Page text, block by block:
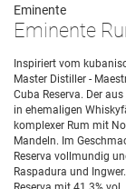
Eminente
Eminente
Inspiriert vom
Master Distiller -
Cuba Reserva. Der
in ehemaligen
komplexer Rum mit
Mandeln. Im
Reserva vollmundig
Raspadura und